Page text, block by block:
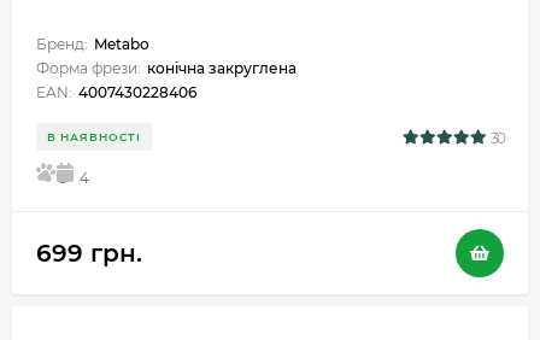
Бренд: Metabo
Форма фрези: конічна закруглена
EAN: 4007430228406
В НАЯВНОСТІ 30
5 4
699 грн.